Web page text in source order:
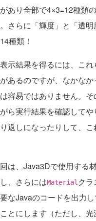
あり全部で4×3=12種類
さらに「輝度」と「透
種類！
示結果を得るには、これ
あるのですが、なかな
容易ではありません。
ら実行結果を確認して
返しになったりして、
は、Java3Dで使用する
、さらにはMaterial ク
なJavaのコードを出力
とにします（ただし、